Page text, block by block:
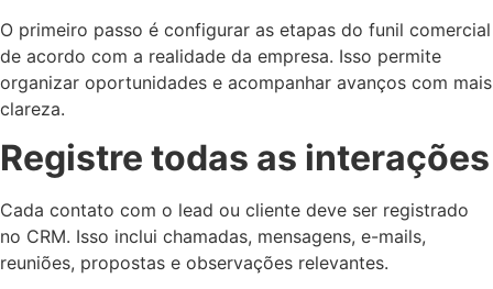
O primeiro passo é configurar as etapas do funil comercial
de acordo com a realidade da empresa. Isso permite
organizar oportunidades e acompanhar avanços com mais
clareza.
Registre todas as interações
Cada contato com o lead ou cliente deve ser registrado
no CRM. Isso inclui chamadas, mensagens, e-mails,
reuniões, propostas e observações relevantes.